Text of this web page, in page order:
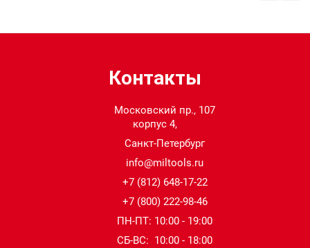
Контакты
Московский пр., 107
корпус 4,
Санкт-Петербург
info@miltools.ru
+7 (812) 648-17-22
+7 (800) 222-98-46
ПН-ПТ: 10:00 - 19:00
СБ-ВС: 10:00 - 18:00